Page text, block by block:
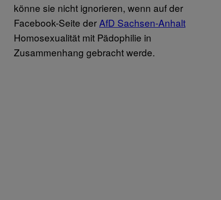
könne sie nicht ignorieren, wenn auf der
Facebook-Seite der AfD Sachsen-Anhalt
Homosexualität mit Pädophilie in
Zusammenhang gebracht werde.